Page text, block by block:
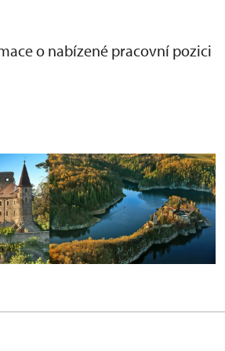
o nabízené pracovní pozici